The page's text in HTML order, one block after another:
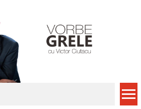
Cum îți schimbi, rapid, gratuit și eficient,